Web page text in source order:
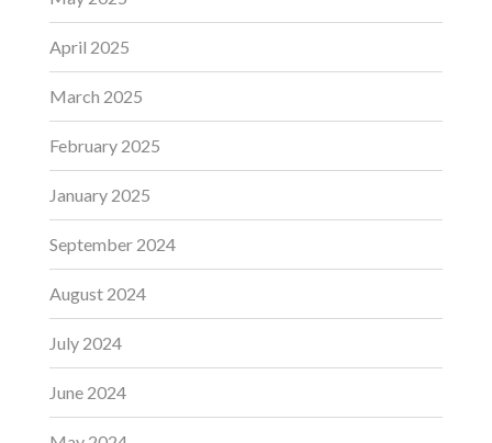
April 2025
March 2025
February 2025
January 2025
September 2024
August 2024
July 2024
June 2024